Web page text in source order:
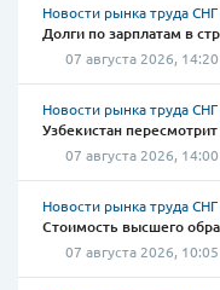
Новости рынка труда
Долги по зарплатам в
07 августа 2026, 14:20
Новости рынка труда
Узбекистан
07 августа 2026, 14:00
Новости рынка труда
Стоимость высшего
07 августа 2026, 10:05